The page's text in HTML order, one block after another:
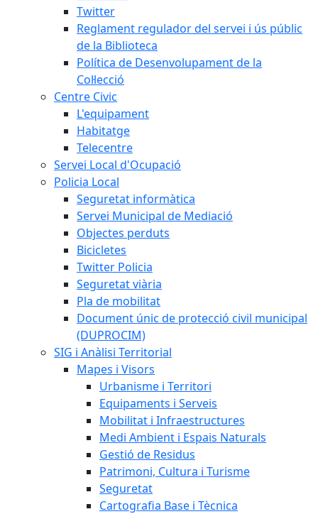
Twitter
Reglament regulador del servei i ús públic
de la Biblioteca
Política de Desenvolupament de la
Col·lecció
Centre Civic
L'equipament
Habitatge
Telecentre
Servei Local d'Ocupació
Policia Local
Seguretat informàtica
Servei Municipal de Mediació
Objectes perduts
Bicicletes
Twitter Policia
Seguretat viària
Pla de mobilitat
Document únic de protecció civil municipal
(DUPROCIM)
SIG i Anàlisi Territorial
Mapes i Visors
Urbanisme i Territori
Equipaments i Serveis
Mobilitat i Infraestructures
Medi Ambient i Espais Naturals
Gestió de Residus
Patrimoni, Cultura i Turisme
Seguretat
Cartografia Base i Tècnica